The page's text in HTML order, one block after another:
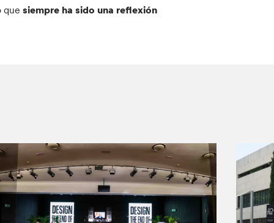
quesiempre ha sido una reflexión